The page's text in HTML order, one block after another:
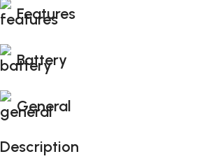
Features
Battery
General
Description